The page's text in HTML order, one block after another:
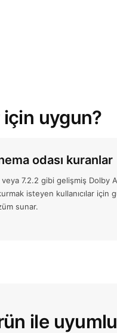
uygun?
odası kuranlar
veya 7.2.2 gibi gelişmiş Dolby
isteyen kullanıcılar için
sunar.
ile